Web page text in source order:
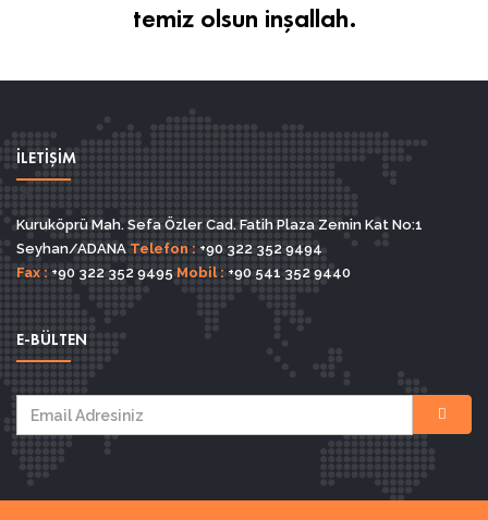
temiz olsun inşallah.
İLETİŞİM
Kuruköprü Mah. Sefa Özler Cad. Fatih Plaza Zemin Kat No:1
Seyhan/ADANA Telefon : +90 322 352 9494
Fax : +90 322 352 9495 Mobil : +90 541 352 9440
E-BÜLTEN